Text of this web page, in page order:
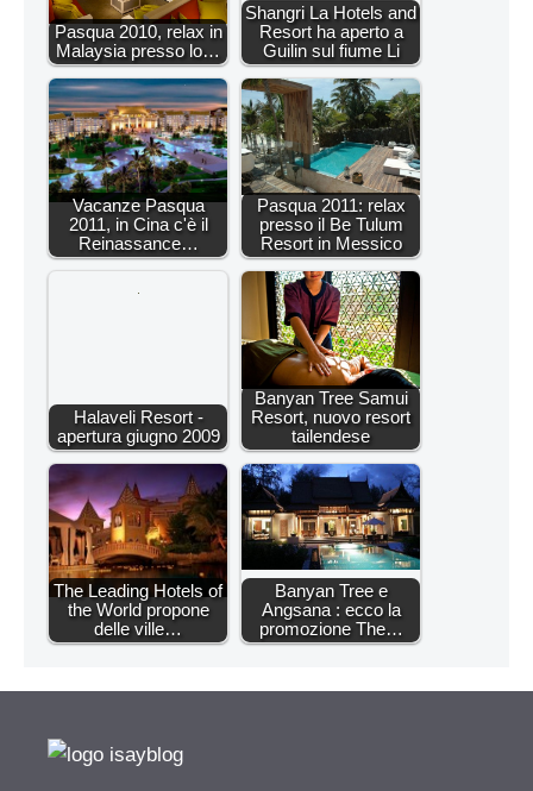
Pasqua 2010, relax in
Malaysia presso lo…
Shangri La Hotels and
Resort ha aperto a
Guilin sul fiume Li
Vacanze Pasqua
2011, in Cina c'è il
Reinassance…
Pasqua 2011: relax
presso il Be Tulum
Resort in Messico
Halaveli Resort -
apertura giugno 2009
Banyan Tree Samui
Resort, nuovo resort
tailendese
The Leading Hotels of
the World propone
delle ville…
Banyan Tree e
Angsana : ecco la
promozione The…